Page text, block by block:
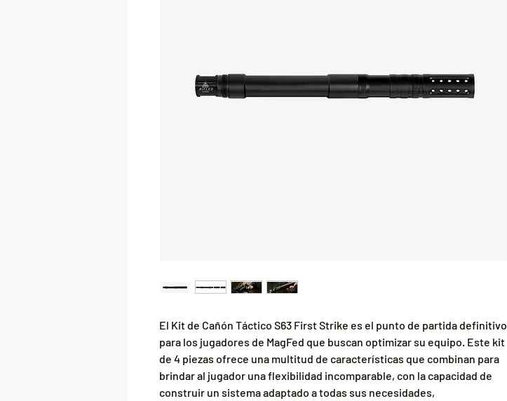
El Kit de Cañón Táctico S63 First Strike es el punto de partida definitivo
para los jugadores de MagFed que buscan optimizar su equipo. Este kit
de 4 piezas ofrece una multitud de características que combinan para
brindar al jugador una flexibilidad incomparable, con la capacidad de
construir un sistema adaptado a todas sus necesidades,